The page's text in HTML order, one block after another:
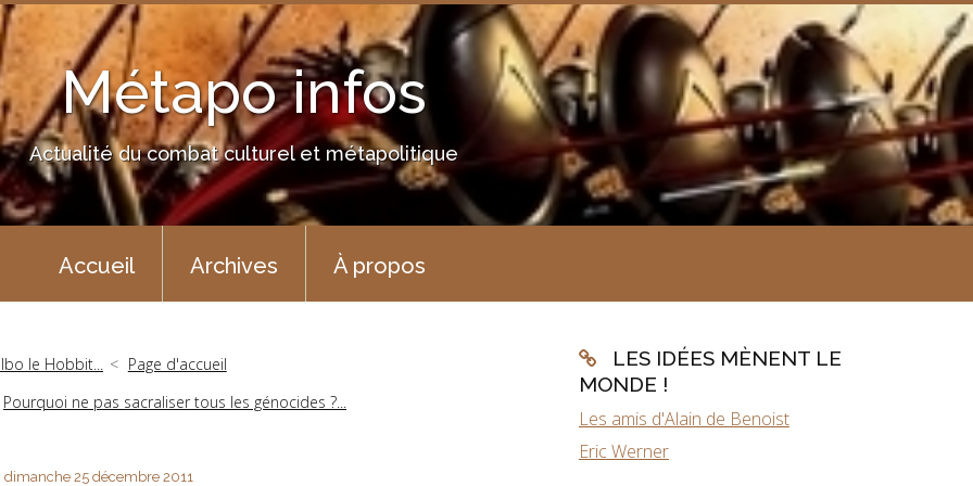
Métapo infos
Actualité du combat culturel et métapolitique
Accueil Archives À propos
le Hobbit...
Page d'accueil
Pourquoi ne pas sacraliser tous les génocides ?...
dimanche 25 décembre 2011
LES IDÉES MÈNENT LE
MONDE !
Les amis d'Alain de Benoist
Eric Werner